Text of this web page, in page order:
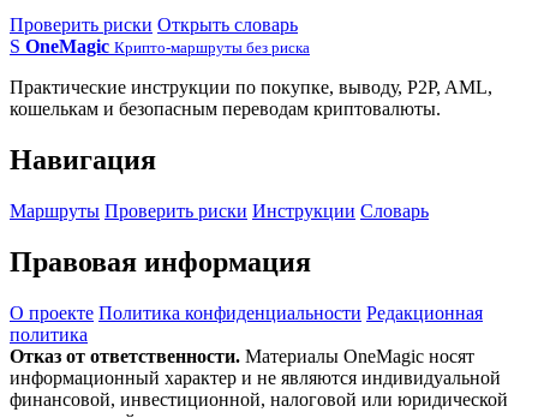
Проверить риски Открыть словарь
S OneMagic Крипто-маршруты без риска
Практические инструкции по покупке, выводу, P2P, AML,
кошелькам и безопасным переводам криптовалюты.
Навигация
Маршруты Проверить риски Инструкции Словарь
Правовая информация
О проекте Политика конфиденциальности Редакционная
политика
Отказ от ответственности. Материалы OneMagic носят
информационный характер и не являются индивидуальной
финансовой, инвестиционной, налоговой или юридической